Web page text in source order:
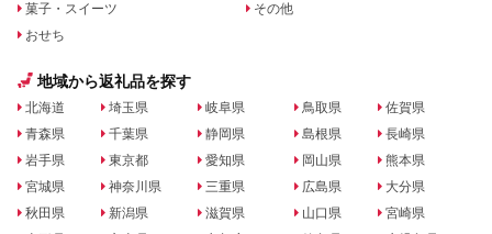
菓子・スイーツ
おせち
その他
地域から返礼品を探す
北海道
青森県
岩手県
宮城県
秋田県
埼玉県
千葉県
東京都
神奈川県
新潟県
岐阜県
静岡県
愛知県
三重県
滋賀県
鳥取県
島根県
岡山県
広島県
山口県
佐賀県
長崎県
熊本県
大分県
宮崎県